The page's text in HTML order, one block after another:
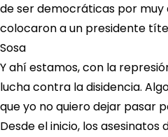
de ser democráticas por muy
colocaron a un presidente
Sosa
Y ahí estamos, con la
lucha contra la disidencia.
que yo no quiero dejar pasar
Desde el inicio, los